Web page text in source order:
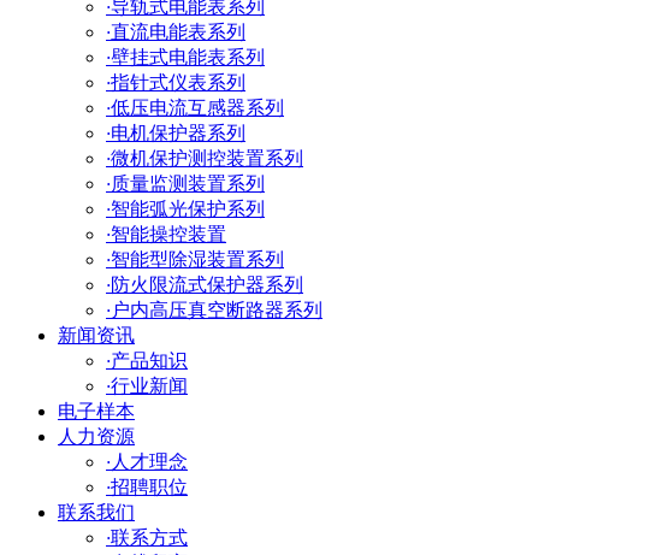
·导轨式电能表系列
·直流电能表系列
·壁挂式电能表系列
·指针式仪表系列
·低压电流互感器系列
·电机保护器系列
·微机保护测控装置系列
·质量监测装置系列
·智能弧光保护系列
·智能操控装置
·智能型除湿装置系列
·防火限流式保护器系列
· 户内高压真空断路器系列
新闻资讯
·产品知识
·行业新闻
电子样本
人力资源
· 人才理念
·招聘职位
联系我们
·联系方式